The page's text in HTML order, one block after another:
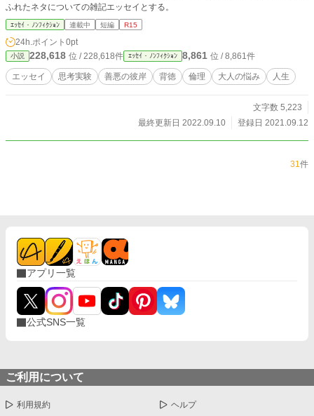
ふれたネタについての雑記エッセイとする。
ｴｯｾｲ・ﾉﾝﾌｨｸｼｮﾝ 連載中 短編 R15
24h.ポイント 0pt
小説 228,618 位 / 228,618件 ｴｯｾｲ・ﾉﾝﾌｨｸｼｮﾝ 8,861 位 / 8,861件
エッセイ 思考実験 善悪の彼岸 背徳 倫理 大人の悩み 人生
文字数 5,223
最終更新日 2022.09.10
登録日 2021.09.12
31件
アプリ一覧
公式SNS一覧
ご利用について
利用規約 ヘルプ